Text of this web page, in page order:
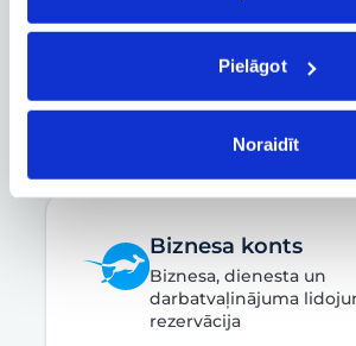
Pielāgot
Noraidīt
Rezervācijas
Rezervācijas maiņa,
citas svarīgas funkcijas
Biznesa konts
Biznesa, dienesta un
darbatvaļinājuma
rezervācija